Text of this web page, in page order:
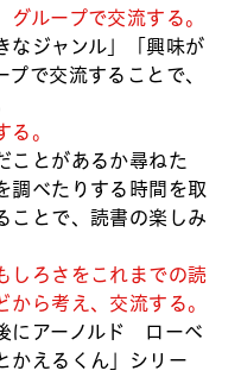
ループで交流する。
なジャンル」「興味が
で交流することで、
。
ことがあるか尋ねた
調べたりする時間を取
ことで、読書の楽しみ
ろさをこれまでの読
から考え、交流する。
にアーノルド゠ローベ
かえるくん」シリー